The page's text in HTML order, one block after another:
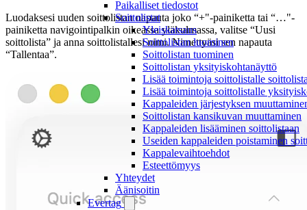
Paikalliset tiedostot
Soittolistat
Yleiskatsaus
Soittolistan luominen
Soittolistan tuominen
Soittolistan yksityiskohtanäyttö
Lisää toimintoja soittolistalle
Lisää toimintoja soittolistalle
Kappaleiden järjestyksen
Soittolistan kansikuvan muuttaminen
Kappaleiden lisääminen soittolistaan
Useiden kappaleiden poistaminen
Kappalevaihtoehdot
Esteettömyys
Yhteydet
Äänisoitin
Evertag
Luodaksesi uuden soittolistan napauta joko “+"-painiketta tai “…"-
painiketta navigointipalkin oikeassa yläkulmassa, valitse “Uusi
soittolista” ja anna soittolistallesi nimi. Nimettyäsi sen napauta
“Tallentaa”.